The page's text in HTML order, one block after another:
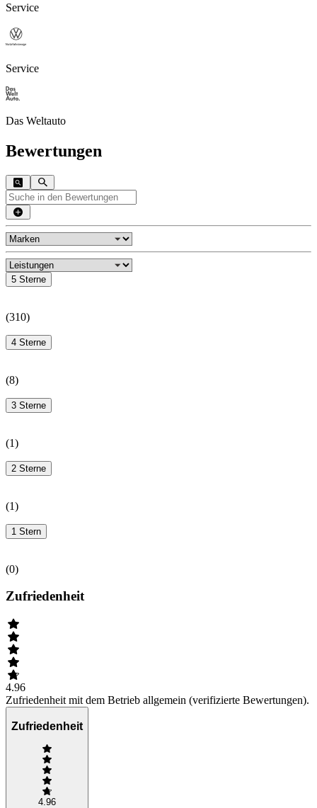
Service
Service
Das Weltauto
Bewertungen
5 Sterne
(310)
4 Sterne
(8)
3 Sterne
(1)
2 Sterne
(1)
1 Stern
(0)
Zufriedenheit
4.96
Zufriedenheit mit dem Betrieb allgemein (verifizierte Bewertungen).
Zufriedenheit
4.96